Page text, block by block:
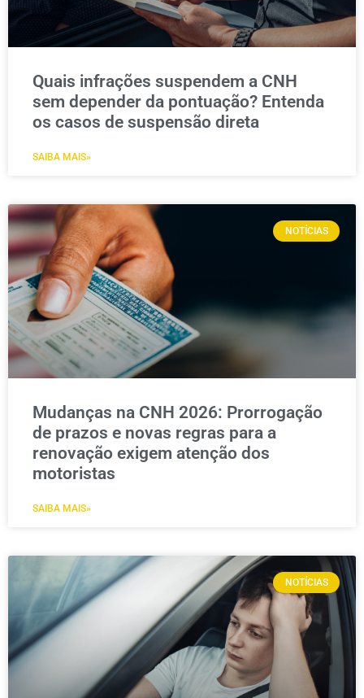
Quais infrações suspendem a CNH
sem depender da pontuação? Entenda
os casos de suspensão direta
SAIBA MAIS»
NOTÍCIAS
Mudanças na CNH 2026: Prorrogação
de prazos e novas regras para a
renovação exigem atenção dos
motoristas
SAIBA MAIS»
NOTÍCIAS